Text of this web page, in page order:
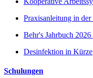
Praxisanleitung in der
Behr's Jahrbuch
Desinfektion in Kürze
Schulungen